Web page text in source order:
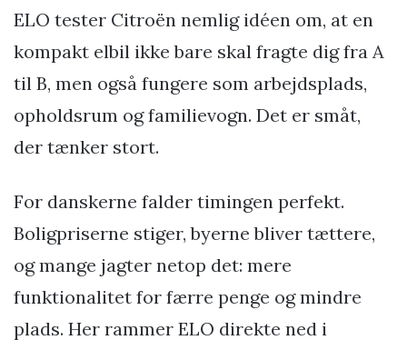
ELO tester Citroën nemlig idéen om, at en
kompakt elbil ikke bare skal fragte dig fra A
til B, men også fungere som arbejdsplads,
opholdsrum og familievogn. Det er småt,
der tænker stort.
For danskerne falder timingen perfekt.
Boligpriserne stiger, byerne bliver tættere,
og mange jagter netop det: mere
funktionalitet for færre penge og mindre
plads. Her rammer ELO direkte ned i